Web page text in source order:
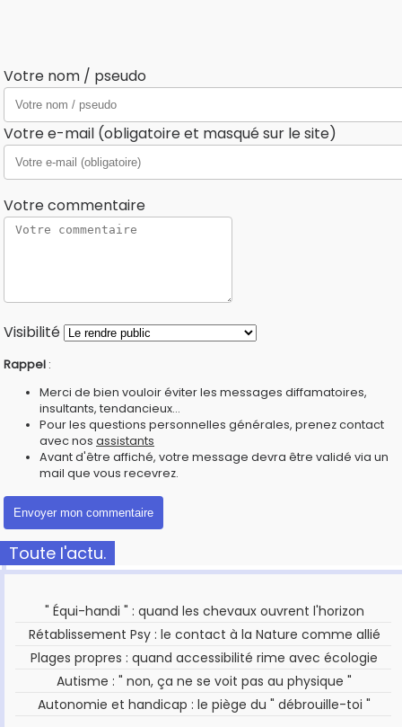
Votre nom / pseudo
Votre e-mail (obligatoire et masqué sur le site)
Votre commentaire
Visibilité
Rappel :
Merci de bien vouloir éviter les messages diffamatoires,
insultants, tendancieux...
Pour les questions personnelles générales, prenez contact
avec nos assistants
Avant d'être affiché, votre message devra être validé via un
mail que vous recevrez.
Toute l'actu.
" Équi-handi " : quand les chevaux ouvrent l'horizon
Rétablissement Psy : le contact à la Nature comme allié
Plages propres : quand accessibilité rime avec écologie
Autisme : " non, ça ne se voit pas au physique "
Autonomie et handicap : le piège du " débrouille-toi "